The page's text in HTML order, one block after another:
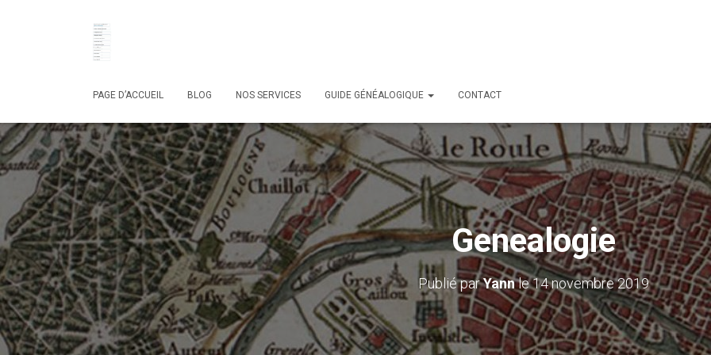
PAGE D’ACCUEIL BLOG NOS SERVICES GUIDE GÉNÉALOGIQUE CONTACT
Genealogie
Publié parYannle14 novembre 2019